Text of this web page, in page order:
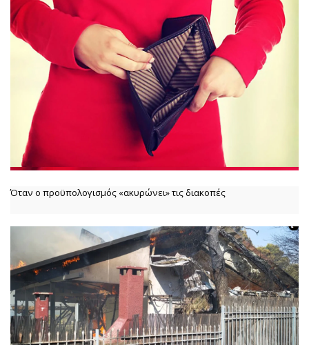
Όταν ο προϋπολογισμός «ακυρώνει» τις διακοπές